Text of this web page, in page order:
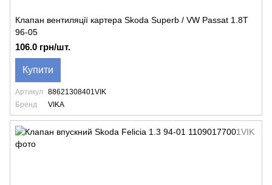
Клапан вентиляції картера Skoda Superb / VW Passat 1.8T
96-05
106.0 грн/шт.
Купити
Артикул
88621308401VIK
Бренд
VIKA